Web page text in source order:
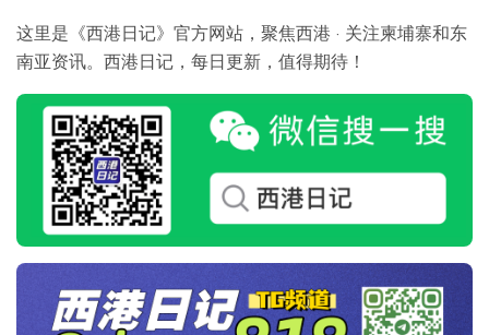
这里是《西港日记》官方网站，聚焦西港 · 关注柬埔寨和东
南亚资讯。西港日记，每日更新，值得期待！